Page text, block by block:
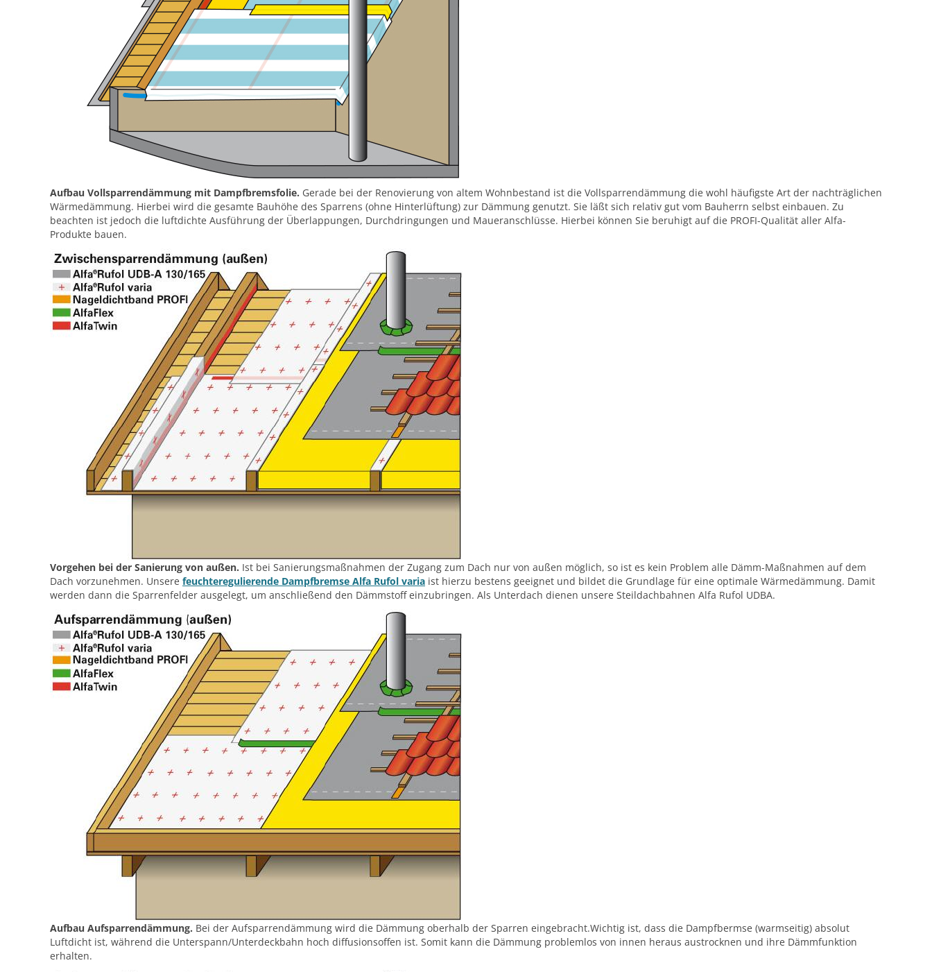
Aufbau Vollsparrendämmung mit Dampfbremsfolie. Gerade bei der Renovierung von altem Wohnbestand ist die Vollsparrendämmung die wohl häufigste Art der nachträglichen
Wärmedämmung. Hierbei wird die gesamte Bauhöhe des Sparrens (ohne Hinterlüftung) zur Dämmung genutzt. Sie läßt sich relativ gut vom Bauherrn selbst einbauen. Zu
beachten ist jedoch die luftdichte Ausführung der Überlappungen, Durchdringungen und Maueranschlüsse. Hierbei können Sie beruhigt auf die PROFI-Qualität aller Alfa-
Produkte bauen.
Vorgehen bei der Sanierung von außen. Ist bei Sanierungsmaßnahmen der Zugang zum Dach nur von außen möglich, so ist es kein Problem alle Dämm-Maßnahmen auf dem
Dach vorzunehmen. Unsere feuchteregulierende Dampfbremse Alfa Rufol varia ist hierzu bestens geeignet und bildet die Grundlage für eine optimale Wärmedämmung. Damit
werden dann die Sparrenfelder ausgelegt, um anschließend den Dämmstoff einzubringen. Als Unterdach dienen unsere Steildachbahnen Alfa Rufol UDBA.
Aufbau Aufsparrendämmung. Bei der Aufsparrendämmung wird die Dämmung oberhalb der Sparren eingebracht.Wichtig ist, dass die Dampfbermse (warmseitig) absolut
Luftdicht ist, während die Unterspann/Unterdeckbahn hoch diffusionsoffen ist. Somit kann die Dämmung problemlos von innen heraus austrocknen und ihre Dämmfunktion
erhalten.